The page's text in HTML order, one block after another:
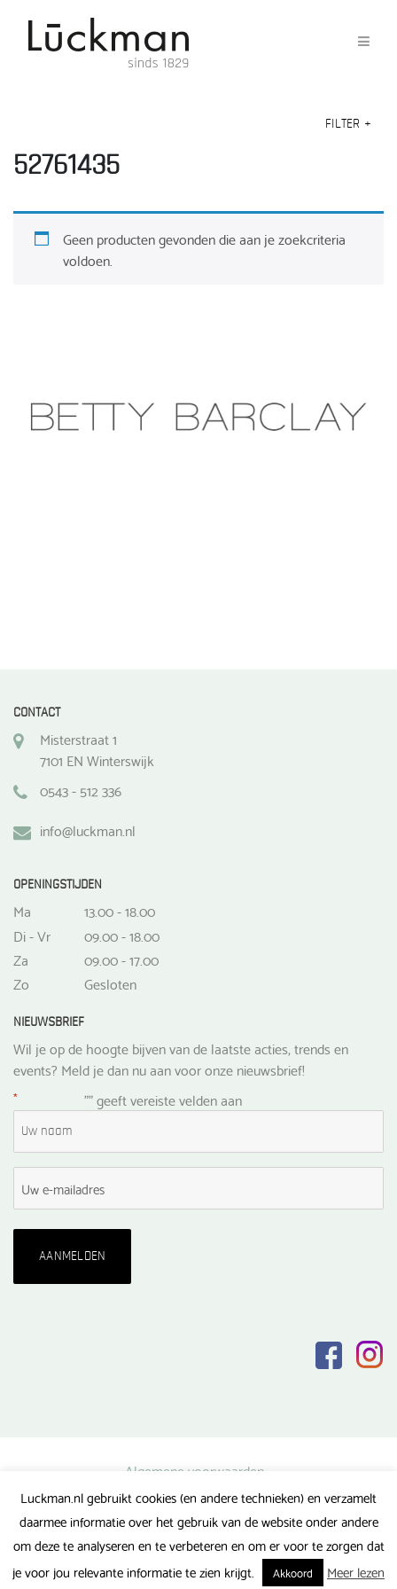
FILTER +
52761435
Geen producten gevonden die aan je zoekcriteria
voldoen.
CONTACT
Misterstraat 1
7101 EN Winterswijk
0543 - 512 336
info@luckman.nl
OPENINGSTIJDEN
Ma
13.00 - 18.00
Di - Vr
09.00 - 18.00
Za
09.00 - 17.00
Zo
Gesloten
NIEUWSBRIEF
Wil je op de hoogte bijven van de laatste acties, trends en
events? Meld je dan nu aan voor onze nieuwsbrief!
"
* " geeft vereiste velden aan
Algemene voorwaarden
Privacy verklaring
Veel gestelde vragen
Luckman.nl gebruikt cookies (en andere technieken) en verzamelt
daarmee informatie over het gebruik van de website onder andere
om deze te analyseren en te verbeteren en om er voor te zorgen dat
je voor jou relevante informatie te zien krijgt.
Akkoord Meer lezen